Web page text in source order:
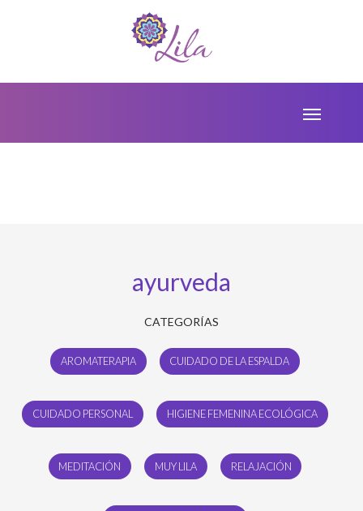
ayurveda
CATEGORÍAS
AROMATERAPIA CUIDADO DE LA ESPALDA
CUIDADO PERSONAL HIGIENE FEMENINA ECOLÓGICA
MEDITACIÓN MUY LILA RELAJACIÓN